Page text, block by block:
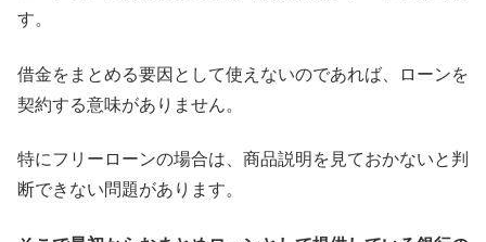
す。
借金をまとめる要因として使えないのであれば、ローンを
契約する意味がありません。
特にフリーローンの場合は、商品説明を見ておかないと判
断できない問題があります。